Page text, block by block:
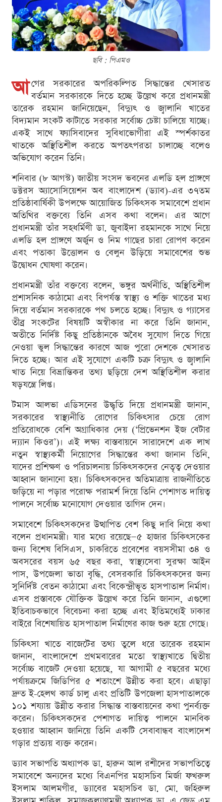
ছবি : পিএমও
আ গের সরকারের অপরিকল্পিত সিদ্ধান্তের খেসারত
বর্তমান সরকারকে দিতে হচ্ছে উল্লেখ করে প্রধানমন্ত্রী
তারেক রহমান জানিয়েছেন, বিদ্যুৎ ও জ্বালানি খাতের
বিদ্যমান সংকট কাটাতে সরকার সর্বোচ্চ চেষ্টা চালিয়ে যাচ্ছে।
একই সাথে ফ্যাসিবাদের সুবিধাভোগীরা এই স্পর্শকাতর
খাতকে অস্থিতিশীল করতে অপতৎপরতা চালাচ্ছে বলেও
অভিযোগ করেন তিনি।
শনিবার (৮ আগস্ট) জাতীয় সংসদ ভবনের এলডি হল প্রাঙ্গণে
ডক্টরস অ্যাসোসিয়েশন অব বাংলাদেশ (ড্যাব)-এর ৩৭তম
প্রতিষ্ঠাবার্ষিকী উপলক্ষে আয়োজিত চিকিৎসক সমাবেশে প্রধান
অতিথির বক্তব্যে তিনি এসব কথা বলেন। এর আগে
প্রধানমন্ত্রী তাঁর সহধর্মিণী ডা. জুবাইদা রহমানকে সাথে নিয়ে
এলডি হল প্রাঙ্গণে অর্জুন ও নিম গাছের চারা রোপণ করেন
এবং পতাকা উত্তোলন ও বেলুন উড়িয়ে সমাবেশের শুভ
উদ্বোধন ঘোষণা করেন।
প্রধানমন্ত্রী তাঁর বক্তব্যে বলেন, ভঙ্গুর অর্থনীতি, অস্থিতিশীল
প্রশাসনিক কাঠামো এবং বিপর্যস্ত স্বাস্থ্য ও শক্তি খাতের মধ্য
দিয়ে বর্তমান সরকারকে পথ চলতে হচ্ছে। বিদ্যুৎ ও গ্যাসের
তীব্র সংকটের বিষয়টি অস্বীকার না করে তিনি জানান,
অতীতে নির্দিষ্ট কিছু প্রতিষ্ঠানকে অবৈধ সুযোগ দিতে গিয়ে
নেওয়া ভুল সিদ্ধান্তের কারণে আজ পুরো দেশকে খেসারত
দিতে হচ্ছে। আর এই সুযোগে একটি চক্র বিদ্যুৎ ও জ্বালানি
খাত নিয়ে বিভ্রান্তিকর তথ্য ছড়িয়ে দেশ অস্থিতিশীল করার
ষড়যন্ত্রে লিপ্ত।
টমাস আলভা এডিসনের উদ্ধৃতি দিয়ে প্রধানমন্ত্রী জানান,
সরকারের স্বাস্থ্যনীতি রোগের চিকিৎসার চেয়ে রোগ
প্রতিরোধকে বেশি অগ্রাধিকার দেয় (‘প্রিভেনশন ইজ বেটার
দ্য্যান কিওর’)। এই লক্ষ্য বাস্তবায়নে সারাদেশে এক লাখ
নতুন স্বাস্থ্যকর্মী নিয়োগের সিদ্ধান্তের কথা জানান তিনি,
যাদের প্রশিক্ষণ ও পরিচালনায় চিকিৎসকদের নেতৃত্ব দেওয়ার
আহ্বান জানানো হয়। চিকিৎসকদের অতিমাত্রায় রাজনীতিতে
জড়িয়ে না পড়ার পরোক্ষ পরামর্শ দিয়ে তিনি পেশাগত দায়িত্ব
পালনে সর্বোচ্চ মনোযোগ দেওয়ার তাগিদ দেন।
সমাবেশে চিকিৎসকদের উত্থাপিত বেশ কিছু দাবি নিয়ে কথা
বলেন প্রধানমন্ত্রী। যার মধ্যে রয়েছে—৫ হাজার চিকিৎসকের
জন্য বিশেষ বিসিএস, চাকরিতে প্রবেশের বয়সসীমা ৩৪ ও
অবসরের বয়স ৬৫ বছর করা, স্বাস্থ্যসেবা সুরক্ষা আইন
পাস, উপজেলা ভাতা বৃদ্ধি, বেসরকারি চিকিৎসকদের জন্য
সুনির্দিষ্ট বেতন কাঠামো এবং বিকেন্দ্রীভূত হাসপাতাল নির্মাণ।
এসব প্রস্তাবকে যৌক্তিক উল্লেখ করে তিনি জানান, এগুলো
ইতিবাচকভাবে বিবেচনা করা হচ্ছে এবং ইতিমধ্যেই ঢাকার
বাইরে বিশেষায়িত হাসপাতাল নির্মাণের কাজ শুরু হয়ে গেছে।
চিকিৎসা খাতে বাজেটের তথ্য তুলে ধরে তারেক রহমান
জানান, বাংলাদেশে প্রথমবারের মতো স্বাস্থ্যখাতে দ্বিতীয়
সর্বোচ্চ বাজেট দেওয়া হয়েছে, যা আগামী ৫ বছরের মধ্যে
পর্যায়ক্রমে জিডিপির ৫ শতাংশে উন্নীত করা হবে। এছাড়া
দ্রুত ই-হেলথ কার্ড চালু এবং প্রতিটি উপজেলা হাসপাতালকে
১০১ শয্যায় উন্নীত করার সিদ্ধান্ত বাস্তবায়নের কথা পুনর্ব্যক্ত
করেন। চিকিৎসকদের পেশাগত দায়িত্ব পালনে মানবিক
হওয়ার আহ্বান জানিয়ে তিনি একটি সেবাবান্ধব বাংলাদেশ
গড়ার প্রত্যয় ব্যক্ত করেন।
ড্যাব সভাপতি অধ্যাপক ডা. হারুন আল রশীদের সভাপতিত্বে
সমাবেশে অন্যদের মধ্যে বিএনপির মহাসচিব মির্জা ফখরুল
ইসলাম আলমগীর, ড্যাবের মহাসচিব ডা. মো. জহিরুল